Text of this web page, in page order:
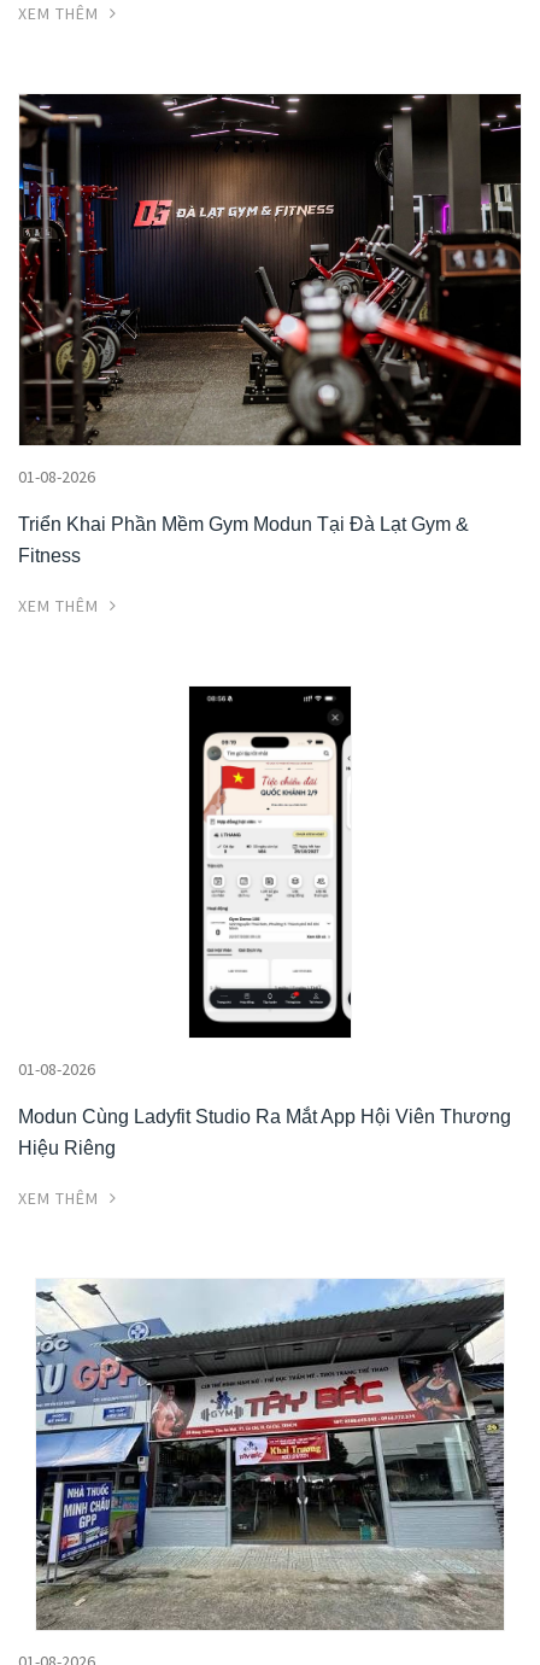
XEM THÊM
01-08-2026
Triển Khai Phần Mềm Gym Modun Tại Đà Lạt Gym &
Fitness
XEM THÊM
01-08-2026
Modun Cùng Ladyfit Studio Ra Mắt App Hội Viên Thương
Hiệu Riêng
XEM THÊM